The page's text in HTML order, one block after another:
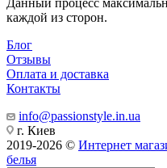
Данный процесс
каждой из сторон.
Блог
Отзывы
Оплата и доставка
Контакты
info@passionstyle.in.ua
г. Киев
2019-2026 © Интернет
белья